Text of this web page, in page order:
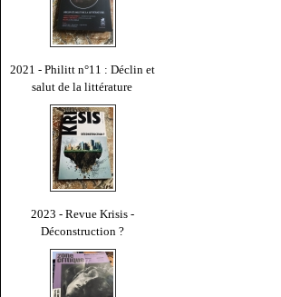
2021 - Philitt n°11 : Déclin et
salut de la littérature
2023 - Revue Krisis -
Déconstruction ?